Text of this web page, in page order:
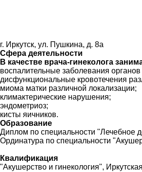
г. Иркутск, ул. Пушкина, д. 8а
Сфера деятельности
В качестве врача-гинеколога
воспалительные заболевания органов
дисфункциональные кровотечения
миома матки различной локализации;
климактерические нарушения;
эндометриоз;
кисты яичников.
Образование
Диплом по специальности "Лечебное
Ординатура по специальности
Квалификация
"Акушерство и гинекология",